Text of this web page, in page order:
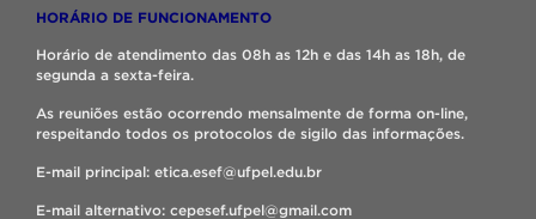
HORÁRIO DE FUNCIONAMENTO
Horário de atendimento das 08h as 12h e das 14h as 18h, de
segunda a sexta-feira.
As reuniões estão ocorrendo mensalmente de forma on-line,
respeitando todos os protocolos de sigilo das informações.
E-mail principal: etica.esef@ufpel.edu.br
E-mail alternativo: cepesef.ufpel@gmail.com